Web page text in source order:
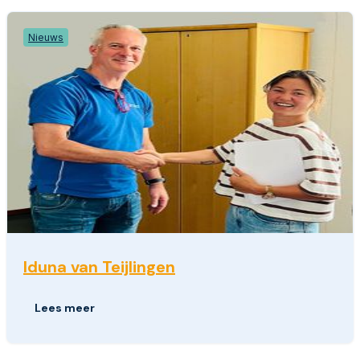
Nieuws
Iduna van Teijlingen
Lees meer